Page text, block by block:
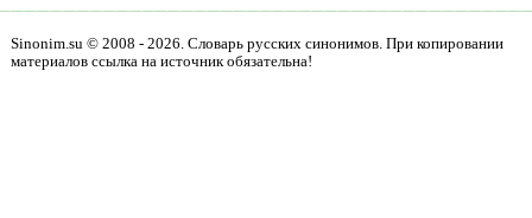
Sinonim.su © 2008 - 2026. Словарь русских синонимов. При копировании
материалов ссылка на источник обязательна!